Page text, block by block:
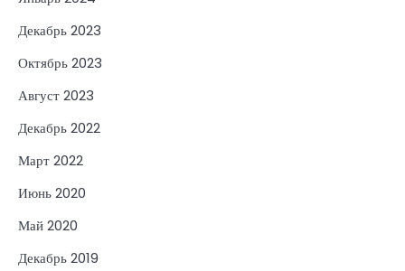
Декабрь 2023
Октябрь 2023
Август 2023
Декабрь 2022
Март 2022
Июнь 2020
Май 2020
Декабрь 2019